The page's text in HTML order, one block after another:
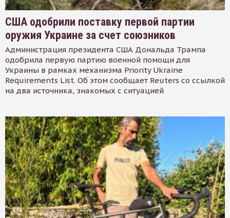
США одобрили поставку первой партии
оружия Украине за счет союзников
Администрация президента США Дональда Трампа
одобрила первую партию военной помощи для
Украины в рамках механизма Priority Ukraine
Requirements List. Об этом сообщает Reuters со ссылкой
на два источника, знакомых с ситуацией